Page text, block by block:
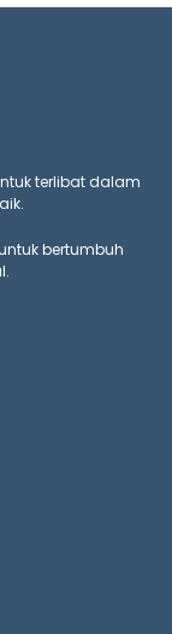
terlibat dalam
bertumbuh